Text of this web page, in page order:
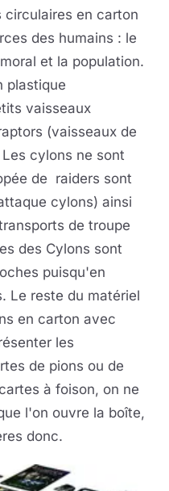
en carton
des humains : le
et la population.
plastique
vaisseaux
(vaisseaux de
cylons ne sont
de raiders sont
cylons) ainsi
de troupe
des Cylons sont
puisqu'en
Le reste du matériel
en carton avec
les
de pions ou de
à foison, on ne
l'on ouvre la boîte,
donc.